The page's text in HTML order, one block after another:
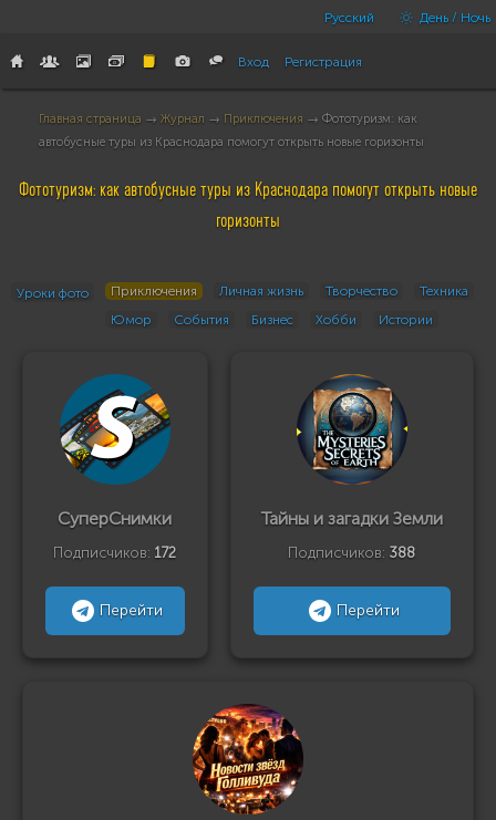
Русский День / Ночь
Вход Регистрация
Главная страница → Журнал → Приключения → Фототуризм: как
автобусные туры из Краснодара помогут открыть новые горизонты
Фототуризм: как автобусные туры из Краснодара помогут открыть новые
горизонты
Уроки фото Приключения Личная жизнь Творчество
Техника
Юмор
События Бизнес Хобби Истории
СуперСнимки
Подписчиков: 172
Перейти
Тайны и загадки Земли
Подписчиков: 388
Перейти